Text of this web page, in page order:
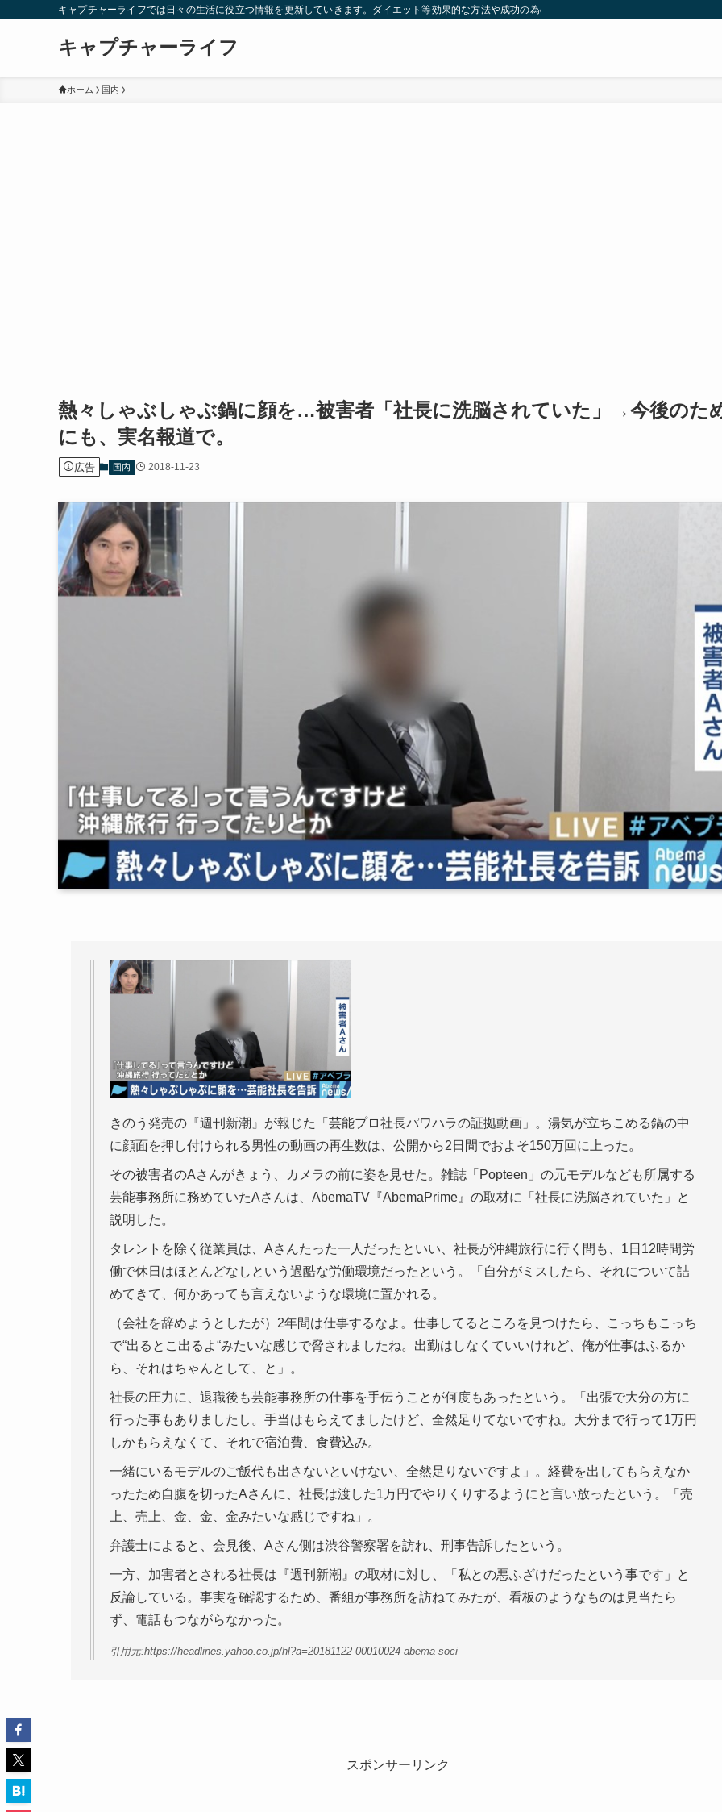
キャプチャーライフでは日々の生活に役立つ情報を更新していきます。ダイエット等効果的な方法や成功の為の秘訣等。太ったり悩んでいる方々が
キャプチャーライフ
ホーム 国内
熱々しゃぶしゃぶ鍋に顔を…被害者「社長に洗脳されていた」→今後のた
にも、実名報道で。
広告 国内 2018-11-23
きのう発売の『週刊新潮』が報じた「芸能プロ社長パワハラの証拠動画」。湯気が立ちこめる鍋の中
に顔面を押し付けられる男性の動画の再生数は、公開から2日間でおよそ150万回に上った。
その被害者のAさんがきょう、カメラの前に姿を見せた。雑誌「Popteen」の元モデルなども所属する
芸能事務所に務めていたAさんは、AbemaTV『AbemaPrime』の取材に「社長に洗脳されていた」と
説明した。
タレントを除く従業員は、Aさんたった一人だったといい、社長が沖縄旅行に行く間も、1日12時間労
働で休日はほとんどなしという過酷な労働環境だったという。「自分がミスしたら、それについて詰
めてきて、何かあっても言えないような環境に置かれる。
（会社を辞めようとしたが）2年間は仕事するなよ。仕事してるところを見つけたら、こっちもこっち
で“出るとこ出るよ“みたいな感じで脅されましたね。出勤はしなくていいけれど、俺が仕事はふるか
ら、それはちゃんとして、と」。
社長の圧力に、退職後も芸能事務所の仕事を手伝うことが何度もあったという。「出張で大分の方に
行った事もありましたし。手当はもらえてましたけど、全然足りてないですね。大分まで行って1万円
しかもらえなくて、それで宿泊費、食費込み。
一緒にいるモデルのご飯代も出さないといけない、全然足りないですよ」。経費を出してもらえなか
ったため自腹を切ったAさんに、社長は渡した1万円でやりくりするようにと言い放ったという。「売
上、売上、金、金、金みたいな感じですね」。
弁護士によると、会見後、Aさん側は渋谷警察署を訪れ、刑事告訴したという。
一方、加害者とされる社長は『週刊新潮』の取材に対し、「私との悪ふざけだったという事です」と
反論している。事実を確認するため、番組が事務所を訪ねてみたが、看板のようなものは見当たら
ず、電話もつながらなかった。
引用元:https://headlines.yahoo.co.jp/hl?a=20181122-00010024-abema-soci
スポンサーリンク